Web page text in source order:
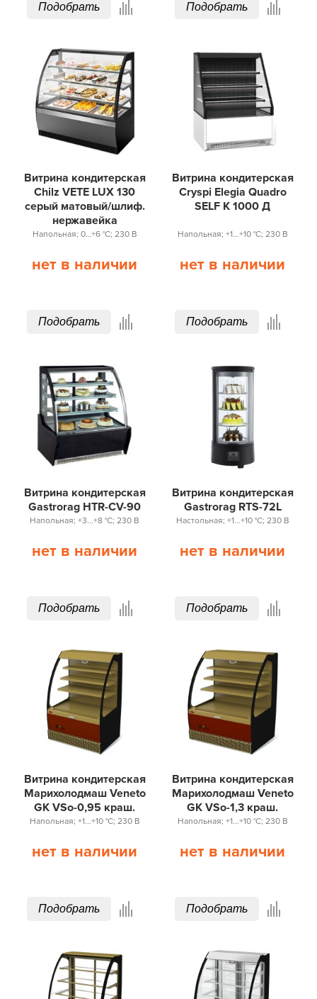
Подобрать Подобрать
Витрина кондитерская
Chilz VETE LUX 130
серый матовый/шлиф.
нержавейка
Напольная; 0…+6 °С; 230 В
нет в наличии
Подобрать
Витрина кондитерская
Cryspi Elegia Quadro
SELF К 1000 Д
Напольная; +1...+10 °С; 230 В
нет в наличии
Подобрать
Витрина кондитерская
Gastrorag HTR-CV-90
Напольная; +3...+8 °С; 230 В
нет в наличии
Подобрать
Витрина кондитерская
Gastrorag RTS-72L
Настольная; +1...+10 °С; 230 В
нет в наличии
Подобрать
Витрина кондитерская
Марихолодмаш Veneto
GK VSo-0,95 краш.
Напольная; +1...+10 °С; 230 В
нет в наличии
Подобрать
Витрина кондитерская
Марихолодмаш Veneto
GK VSo-1,3 краш.
Напольная; +1...+10 °С; 230 В
нет в наличии
Подобрать